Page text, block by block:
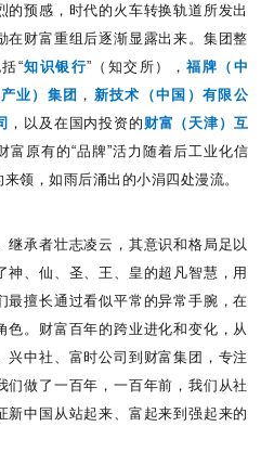
的预感，时代的火车转换轨道所发出
在财富重组后逐渐显露出来。集团整
“知识银行” （知交所），福牌（中
业）集团 ， 新技术（中国）有限公
，以及在国内投资的 财富（天津）互
富原有的“品牌”活力随着后工业化信
领，如雨后涌出的小涓四处漫流。
继承者壮志凌云，其意识和格局足以
神、仙、圣、王、皇的超凡智慧，用
最擅长通过看似平常的异常手腕，在
色。财富百年的跨业进化和变化，从
兴中社、富时公司到财富集团，专注
们做了一百年，一百年前，我们从社
新中国从站起来、富起来到强起来的